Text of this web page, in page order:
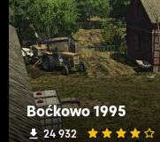
Boćkowo 1995
24 932